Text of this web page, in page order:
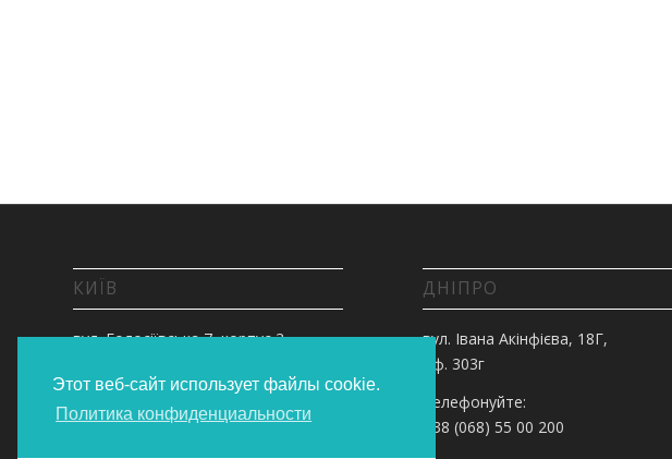
КИЇВ
вул. Голосіївська 7, корпус 3,
Телефонуйте:
+38 (068) 55 00 200
ДНІПРО
вул. Івана Акінфієва, 18Г,
оф. 303г
Телефонуйте:
+38 (068) 55 00 200
Этот веб-сайт использует файлы cookie.
Политика конфиденциальности